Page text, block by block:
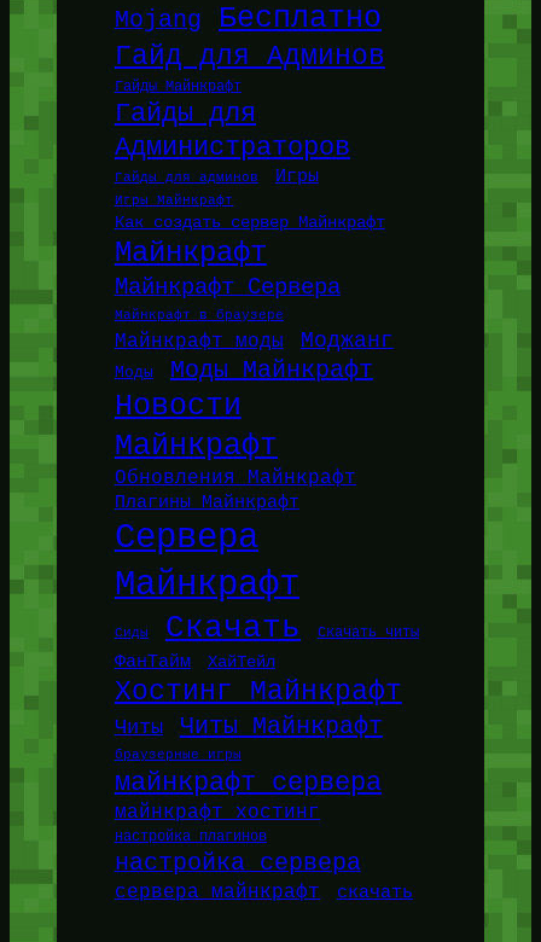
Mojang Бесплатно
Гайд для Админов
Гайды Майнкрафт
Гайды для
Администраторов
Гайды для админов Игры
Игры Майнкрафт
Как создать сервер Майнкрафт
Майнкрафт
Майнкрафт Сервера
Майнкрафт в браузере
Майнкрафт моды Моджанг
Моды Моды Майнкрафт
Новости
Майнкрафт
Обновления Майнкрафт
Плагины Майнкрафт
Сервера
Майнкрафт
Сиды Скачать Скачать читы
ФанТайм ХайТейл
Хостинг Майнкрафт
Читы Читы Майнкрафт
браузерные игры
майнкрафт сервера
майнкрафт хостинг
настройка плагинов
настройка сервера
сервера майнкрафт скачать